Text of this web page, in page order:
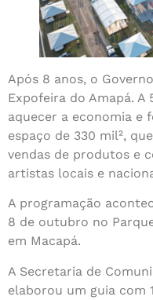
Após 8 anos, o
Expofeira do Amapá. A
aquecer a economia e
espaço de 330 mil²,
vendas de produtos e
artistas locais e
A programação
8 de outubro no
em Macapá.
A Secretaria de
elaborou um guia com